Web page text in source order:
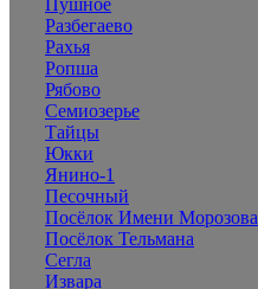
Пушное
Разбегаево
Рахья
Ропша
Рябово
Семиозерье
Тайцы
Юкки
Янино-1
Песочный
Посёлок Имени Морозова
Посёлок Тельмана
Сегла
Извара